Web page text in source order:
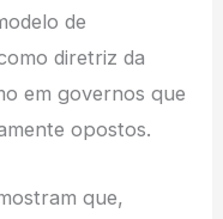
de
diretriz da
em governos que
opostos.
que,